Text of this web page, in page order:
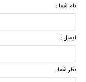
نام شما :
ایمیل :
نظر شما: